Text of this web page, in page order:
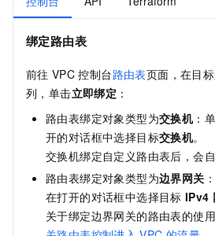
绑定路由表
前往 VPC 控制台路由表页面，在目
列，单击立即绑定 ：
路由表绑定对象类型为交换机：
开的对话框中选择目标交换机。
交换机绑定自定义路由表后，会
路由表绑定对象类型为边界网关
在打开的对话框中选择目标 IPv4
关于绑定边界网关的路由表的使